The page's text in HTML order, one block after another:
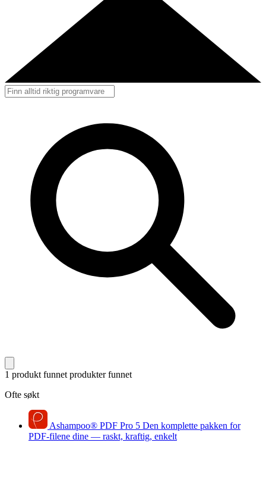
1 produkt funnet produkter funnet
Ofte søkt
Ashampoo® PDF Pro 5 Den komplette pakken for
PDF-filene dine — raskt, kraftig, enkelt